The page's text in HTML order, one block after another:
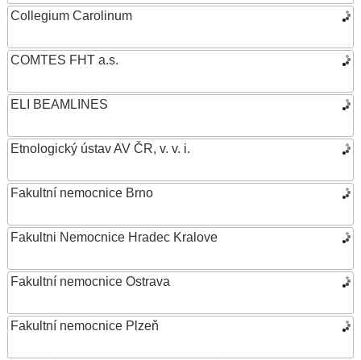
Collegium Carolinum
COMTES FHT a.s.
ELI BEAMLINES
Etnologický ústav AV ČR, v. v. i.
Fakultní nemocnice Brno
Fakultni Nemocnice Hradec Kralove
Fakultní nemocnice Ostrava
Fakultní nemocnice Plzeň